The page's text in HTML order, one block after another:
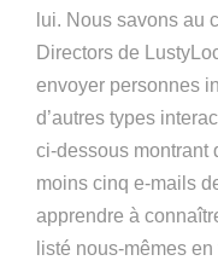
lui. Nous savons au
Directors de
envoyer personnes
d’autres types
ci-dessous montrant
moins cinq e-mails
apprendre à
listé nous-mêmes